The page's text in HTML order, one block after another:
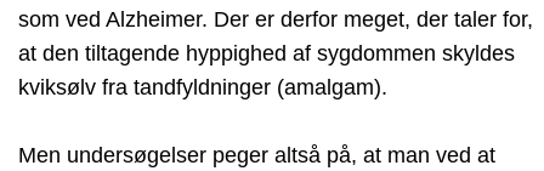
som ved Alzheimer. Der er derfor meget, der taler for,
at den tiltagende hyppighed af sygdommen skyldes
kviksølv fra tandfyldninger (amalgam).
Men undersøgelser peger altså på, at man ved at